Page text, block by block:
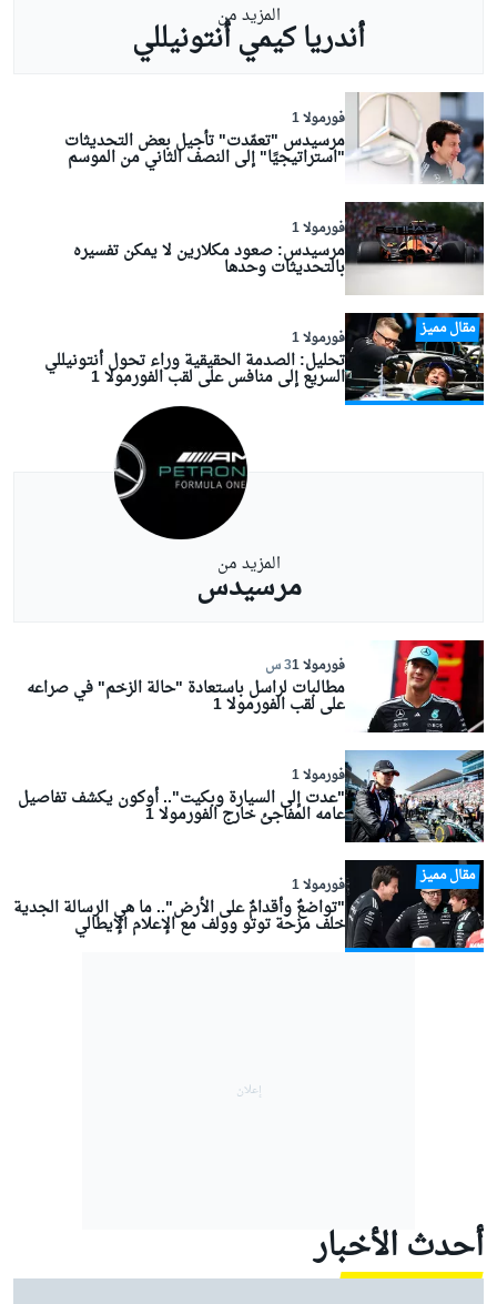
المزيد من
أندريا كيمي أنتونيللي
فورمولا 1
مرسيدس "تعمّدت" تأجيل بعض التحديثات
"استراتيجيًا" إلى النصف الثاني من الموسم
فورمولا 1
مرسيدس: صعود مكلارين لا يمكن تفسيره
بالتحديثات وحدها
مقال مميز فورمولا 1
تحليل: الصدمة الحقيقية وراء تحول أنتونيللي
السريع إلى منافس على لقب الفورمولا 1
المزيد من
مرسيدس
فورمولا 1 3 س
مطالبات لراسل باستعادة "حالة الزخم" في صراعه
على لقب الفورمولا 1
فورمولا 1
"عدت إلى السيارة وبكيت".. أوكون يكشف تفاصيل
عامه المفاجئ خارج الفورمولا 1
مقال مميز فورمولا 1
"تواضعٌ وأقدامٌ على الأرض".. ما هي الرسالة الجدية
خلف مزحة توتو وولف مع الإعلام الإيطالي
أحدث الأخبار